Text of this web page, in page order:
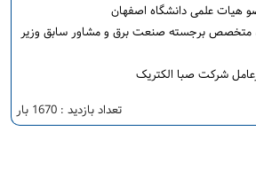
هیات علمی دانشگاه اصفهان
متخصص برجسته صنعت برق و مشاور سابق وزیر
شرکت صبا الکتریک
تعداد بازدید : 1670 بار